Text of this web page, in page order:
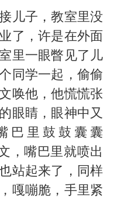
构建更高水平的全民健身公共服务体系
儿子，教室里没
了，许是在外面
里一眼瞥见了儿
同学一起，偷偷
唤他，他慌慌张
眼睛，眼神中又
巴里鼓鼓囊囊
，嘴巴里就喷出
站起来了，同样
嘎嘣脆，手里紧